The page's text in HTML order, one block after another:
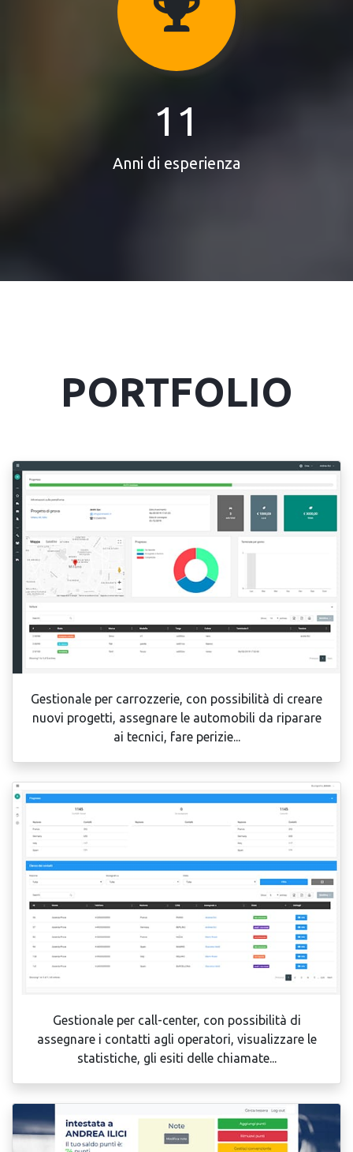
11
Anni di esperienza
PORTFOLIO
Gestionale per carrozzerie, con possibilità di creare
nuovi progetti, assegnare le automobili da riparare
ai tecnici, fare perizie...
Gestionale per call-center, con possibilità di
assegnare i contatti agli operatori, visualizzare le
statistiche, gli esiti delle chiamate...